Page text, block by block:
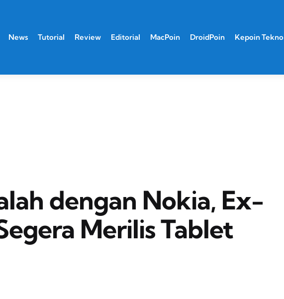
News Tutorial Review Editorial MacPoin DroidPoin Kepoin Tekno
dengan Nokia, Ex-
Merilis Tablet